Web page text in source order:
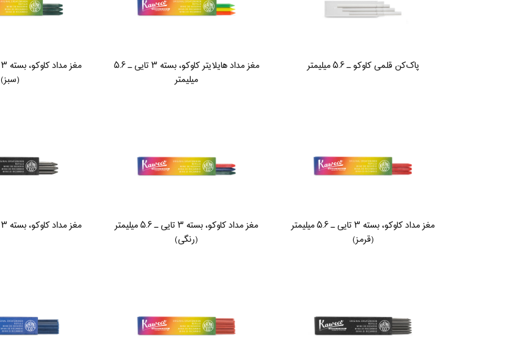
پاک‌کن قلمی کاوکو ـ ۵.۶ میلیمتر
مغز مداد هایلایتر کاوکو، بسته ۳ تایی ـ ۵.۶
میلیمتر
(سبز)
مغز مداد کاوکو، بسته ۳ تایی ـ ۵.۶ میلیمتر
(قرمز)
مغز مداد کاوکو، بسته ۳ تایی ـ ۵.۶ میلیمتر
(رنگی)
مغز مداد کاوکو، بسته ۳ تایی ـ ۵.۶ میلیمتر